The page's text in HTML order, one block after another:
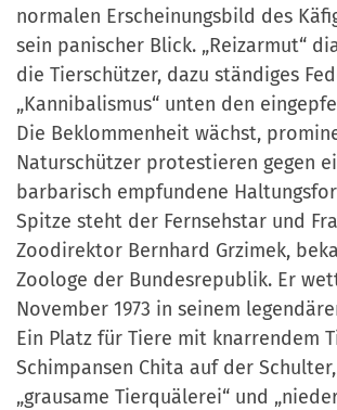
normalen Erscheinungsbild des
sein panischer Blick. „Reizarmut“
die Tierschützer, dazu ständiges
„Kannibalismus“ unten den
Die Beklommenheit wächst,
Naturschützer protestieren gegen
barbarisch empfundene
Spitze steht der Fernsehstar und
Zoodirektor Bernhard Grzimek,
Zoologe der Bundesrepublik. Er
November 1973 in seinem
Ein Platz für Tiere mit knarrendem
Schimpansen Chita auf der
„grausame Tierquälerei“ und